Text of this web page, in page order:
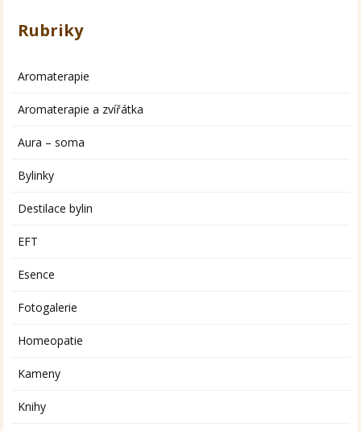
Rubriky
Aromaterapie
Aromaterapie a zvířátka
Aura – soma
Bylinky
Destilace bylin
EFT
Esence
Fotogalerie
Homeopatie
Kameny
Knihy